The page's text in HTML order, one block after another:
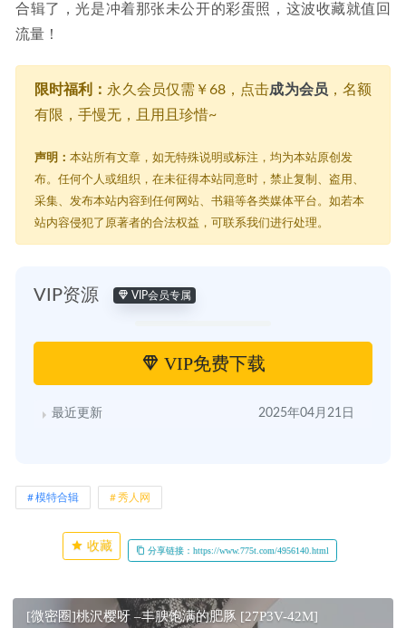
合辑了，光是冲着那张未公开的彩蛋照，这波收藏就值回
流量！
限时福利： 永久会员仅需￥68，点击成为会员 ，名额
有限，手慢无，且用且珍惜~
声明： 本站所有文章，如无特殊说明或标注，均为本站原创发
布。任何个人或组织，在未征得本站同意时，禁止复制、盗用、
采集、发布本站内容到任何网站、书籍等各类媒体平台。如若本
站内容侵犯了原著者的合法权益，可联系我们进行处理。
VIP资源 VIP会员专属
VIP免费下载
最近更新 2025年04月21日
模特合辑 秀人网
收藏 分享链接：https://www.775t.com/4956140.html
[微密圈]桃沢樱呀 –丰腴饱满的肥豚 [27P3V-42M]